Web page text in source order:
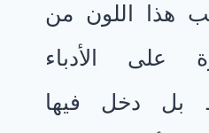
هذا اللون من
على الأدباء
بل دخل فيها